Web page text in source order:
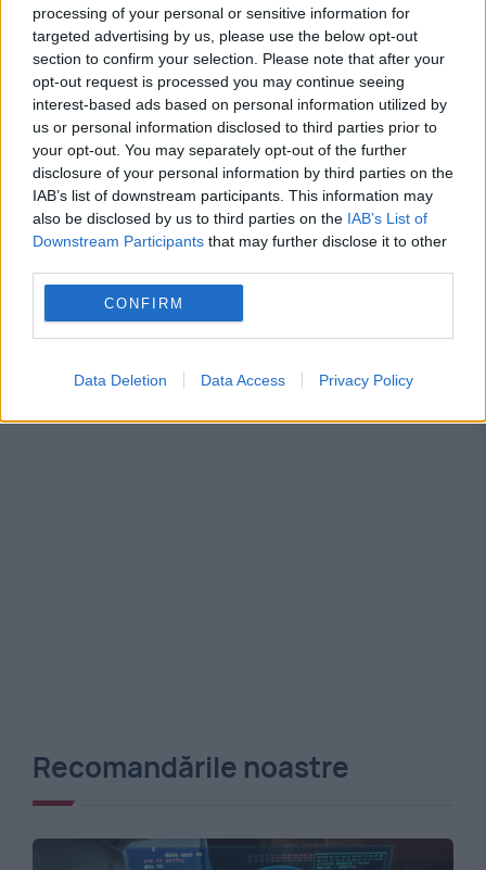
processing of your personal or sensitive information for
targeted advertising by us, please use the below opt-out
section to confirm your selection. Please note that after your
opt-out request is processed you may continue seeing
interest-based ads based on personal information utilized by
us or personal information disclosed to third parties prior to
your opt-out. You may separately opt-out of the further
disclosure of your personal information by third parties on the
IAB’s list of downstream participants. This information may
also be disclosed by us to third parties on the IAB’s List of
Downstream Participants that may further disclose it to other
CONFIRM
Data Deletion Data Access Privacy Policy
proprietari le înțeleg greșit și ajung să
plătească mai mult.Ce spune legea
Concediu 2026. Dreptul pe care mulți
salariați nu îl cunosc. Când se pot pierde
zilele de concediu și când nu
aleksandr lukasenko bombardier
Recomandările noastre